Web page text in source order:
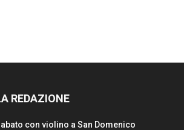
REDAZIONE
con violino a San Domenico